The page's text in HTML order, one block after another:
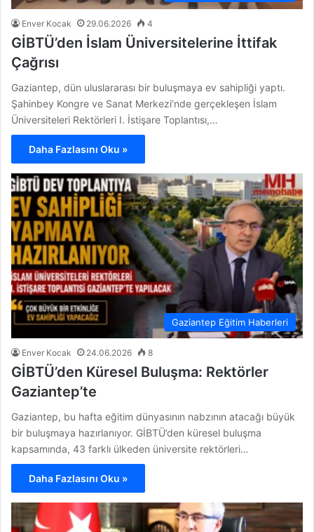
Enver Kocak 29.06.2026 4
GİBTÜ’den İslam Üniversitelerine İttifak
Çağrısı
Gaziantep, dün uluslararası bir buluşmaya ev sahipliği yaptı.
Şahinbey Kongre ve Sanat Merkezi’nde gerçekleşen İslam
Üniversiteleri Rektörleri I. İstişare Toplantısı,…
Daha Fazlasını Oku »
Gaziantep Eğitim Haberleri
Enver Kocak 24.06.2026 8
GİBTÜ’den Küresel Buluşma: Rektörler
Gaziantep’te
Gaziantep, bu hafta eğitim dünyasının nabzının atacağı büyük
bir buluşmaya hazırlanıyor. GİBTÜ’den küresel buluşma
kapsamında, 43 farklı ülkeden üniversite rektörleri…
Daha Fazlasını Oku »